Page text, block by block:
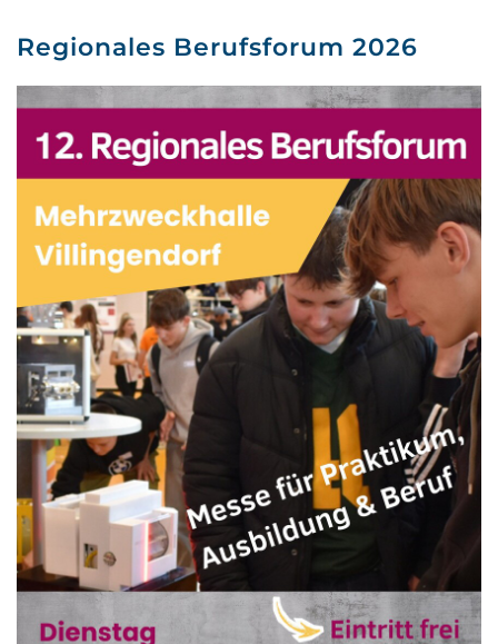
Regionales Berufsforum 2026